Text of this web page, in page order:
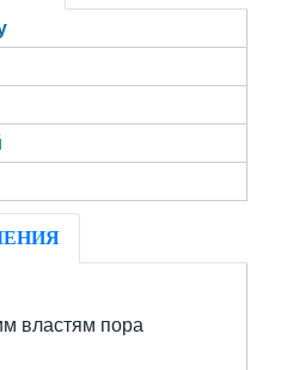
властям пора